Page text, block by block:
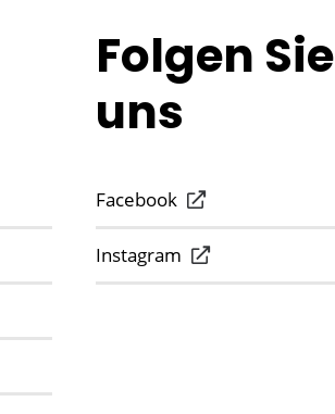
Folgen Sie
uns
Facebook
Instagram